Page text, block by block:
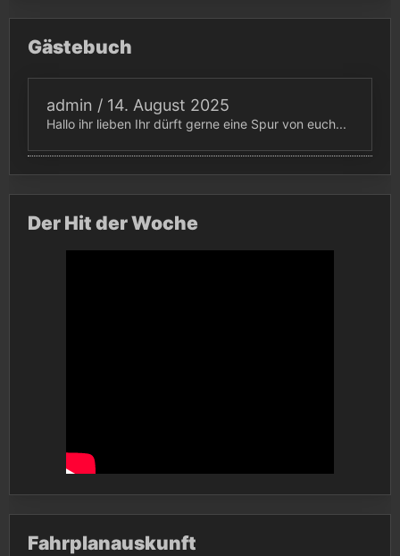
Gästebuch
admin / 14. August 2025
Hallo ihr lieben Ihr dürft gerne eine Spur von euch...
Der Hit der Woche
Fahrplanauskunft